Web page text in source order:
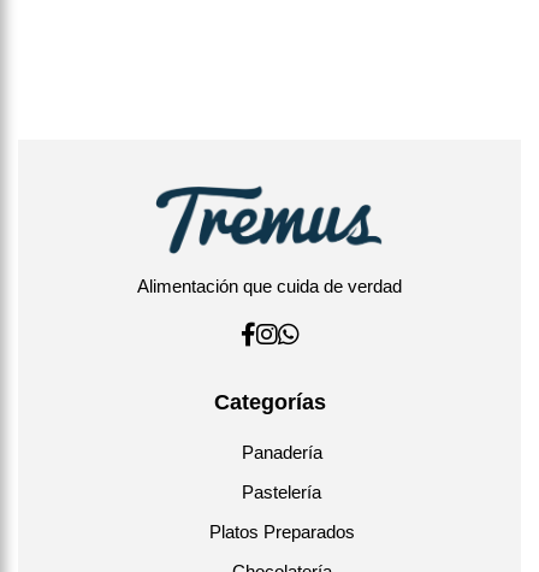
Alimentación que cuida de verdad
Categorías
Panadería
Pastelería
Platos Preparados